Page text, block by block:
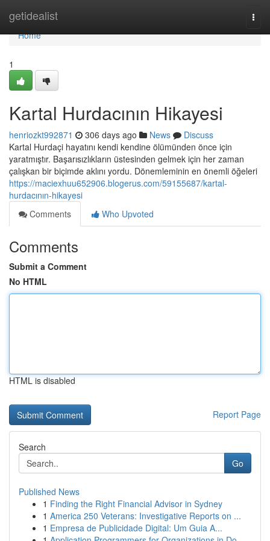
getidealist
Home
Home
1
Kartal Hurdacının Hikayesi
henriozkt992871 306 days ago News
Discuss
Kartal Hurdaçi hayatını kendi kendine ölümünden önce için
yaratmıştır. Başarısızlıkların üstesinden gelmek için her zaman
çalışkan bir biçimde aklını yordu. Dönemleminin en önemli öğeleri
https://maciexhuu652906.blogerus.com/59155687/kartal-
hurdacının-hikayesi
Comments
Who Upvoted
Comments
Submit a Comment
No HTML
HTML is disabled
Report Page
Search
Go
Published News
1 Finding the Right Financial Advisor in Sydney
1 America 250 Veterans: Investigative Reports on ...
1 Empresa de Publicidade Digital: Um Guia A...